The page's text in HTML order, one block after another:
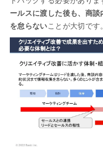
ールスに渡した後も、商
を怠らないことが大切です